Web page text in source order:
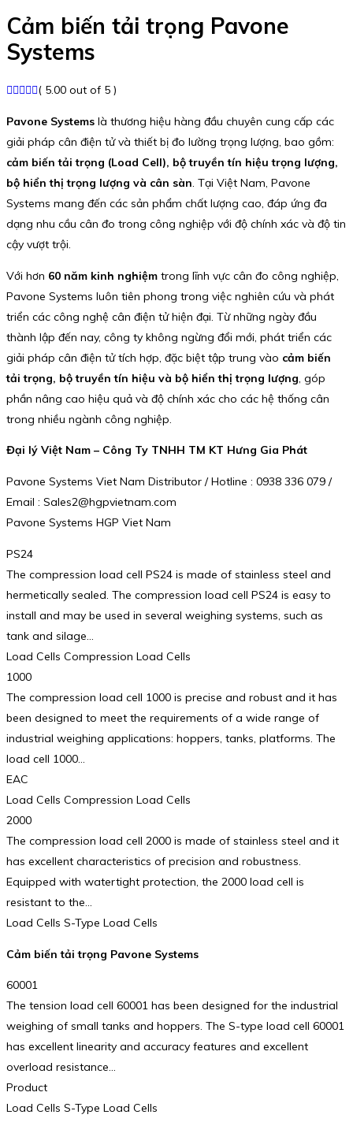
Cảm biến tải trọng Pavone
Systems
( 5.00 out of 5 )
Pavone Systems là thương hiệu hàng đầu chuyên cung cấp các
giải pháp cân điện tử và thiết bị đo lường trọng lượng, bao gồm:
cảm biến tải trọng (Load Cell), bộ truyền tín hiệu trọng lượng,
bộ hiển thị trọng lượng và cân sàn. Tại Việt Nam, Pavone
Systems mang đến các sản phẩm chất lượng cao, đáp ứng đa
dạng nhu cầu cân đo trong công nghiệp với độ chính xác và độ tin
cậy vượt trội.
Với hơn 60 năm kinh nghiệm trong lĩnh vực cân đo công nghiệp,
Pavone Systems luôn tiên phong trong việc nghiên cứu và phát
triển các công nghệ cân điện tử hiện đại. Từ những ngày đầu
thành lập đến nay, công ty không ngừng đổi mới, phát triển các
giải pháp cân điện tử tích hợp, đặc biệt tập trung vào cảm biến
tải trọng, bộ truyền tín hiệu và bộ hiển thị trọng lượng, góp
phần nâng cao hiệu quả và độ chính xác cho các hệ thống cân
trong nhiều ngành công nghiệp.
Đại lý Việt Nam – Công Ty TNHH TM KT Hưng Gia Phát
Pavone Systems Viet Nam Distributor / Hotline : 0938 336 079 /
Email : Sales2@hgpvietnam.com
Pavone Systems HGP Viet Nam
PS24
The compression load cell PS24 is made of stainless steel and
hermetically sealed. The compression load cell PS24 is easy to
install and may be used in several weighing systems, such as
tank and silage…
Load Cells Compression Load Cells
1000
The compression load cell 1000 is precise and robust and it has
been designed to meet the requirements of a wide range of
industrial weighing applications: hoppers, tanks, platforms. The
load cell 1000…
EAC
Load Cells Compression Load Cells
2000
The compression load cell 2000 is made of stainless steel and it
has excellent characteristics of precision and robustness.
Equipped with watertight protection, the 2000 load cell is
resistant to the…
Load Cells S-Type Load Cells
Cảm biến tải trọng Pavone Systems
60001
The tension load cell 60001 has been designed for the industrial
weighing of small tanks and hoppers. The S-type load cell 60001
has excellent linearity and accuracy features and excellent
overload resistance…
Product
Load Cells S-Type Load Cells